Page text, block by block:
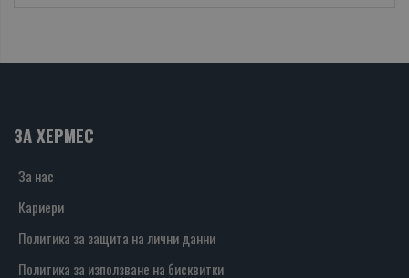
ЗА ХЕРМЕС
За нас
Кариери
Политика за защита на лични данни
Политика за използване на бисквитки